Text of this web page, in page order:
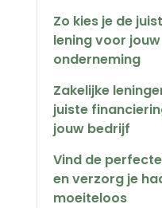
Zo kies je de
lening voor jouw
onderneming
Zakelijke
juiste
jouw bedrijf
Vind de
en verzorg je
moeiteloos